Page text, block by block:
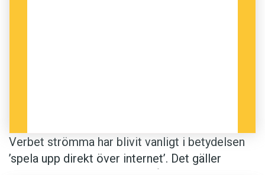
Verbet strömma har blivit vanligt i betydelsen
’spela upp direkt över internet’. Det gäller